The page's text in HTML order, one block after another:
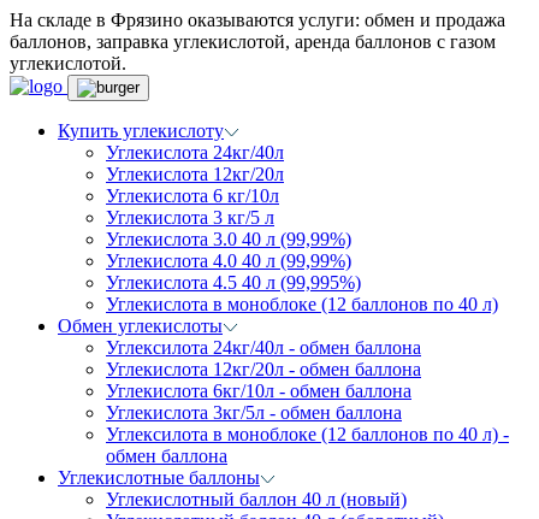
На складе в Фрязино оказываются услуги: обмен и продажа
баллонов, заправка углекислотой, аренда баллонов с газом
углекислотой.
Купить углекислоту
Углекислота 24кг/40л
Углекислота 12кг/20л
Углекислота 6 кг/10л
Углекислота 3 кг/5 л
Углекислота 3.0 40 л (99,99%)
Углекислота 4.0 40 л (99,99%)
Углекислота 4.5 40 л (99,995%)
Углекислота в моноблоке (12 баллонов по 40 л)
Обмен углекислоты
Углексилота 24кг/40л - обмен баллона
Углекислота 12кг/20л - обмен баллона
Углекислота 6кг/10л - обмен баллона
Углекислота 3кг/5л - обмен баллона
Углексилота в моноблоке (12 баллонов по 40 л) -
обмен баллона
Углекислотные баллоны
Углекислотный баллон 40 л (новый)